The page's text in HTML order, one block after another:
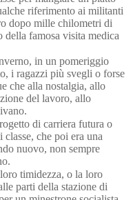
riferimento ai militanti
dopo mille chilometri di
della famosa visita medica
in un pomeriggio
i ragazzi più svegli o forse
che alla nostalgia, allo
del lavoro, allo
di carriera futura o
che poi era una
nuovo, non sempre
timidezza, o la loro
parti della stazione di